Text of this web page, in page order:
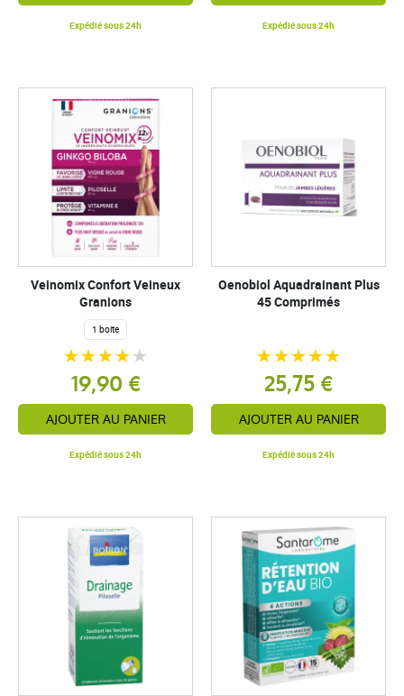
Expédié sous 24h Expédié sous 24h
Veinomix Confort Veineux
Granions
1 boite
19,90 €
AJOUTER AU PANIER
Expédié sous 24h
Oenobiol Aquadrainant Plus
45 Comprimés
25,75 €
AJOUTER AU PANIER
Expédié sous 24h